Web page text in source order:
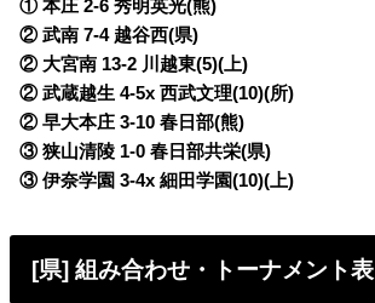
① 本庄 2-6 秀明英光(熊)
② 武南 7-4 越谷西(県)
② 大宮南 13-2 川越東(5)(上)
② 武蔵越生 4-5x 西武文理(10)(所)
② 早大本庄 3-10 春日部(熊)
③ 狭山清陵 1-0 春日部共栄(県)
③ 伊奈学園 3-4x 細田学園(10)(上)
[県] 組み合わせ・トーナメント表